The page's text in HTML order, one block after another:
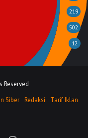
219
502
12
Reserved
Siber Redaksi
Tarif Iklan